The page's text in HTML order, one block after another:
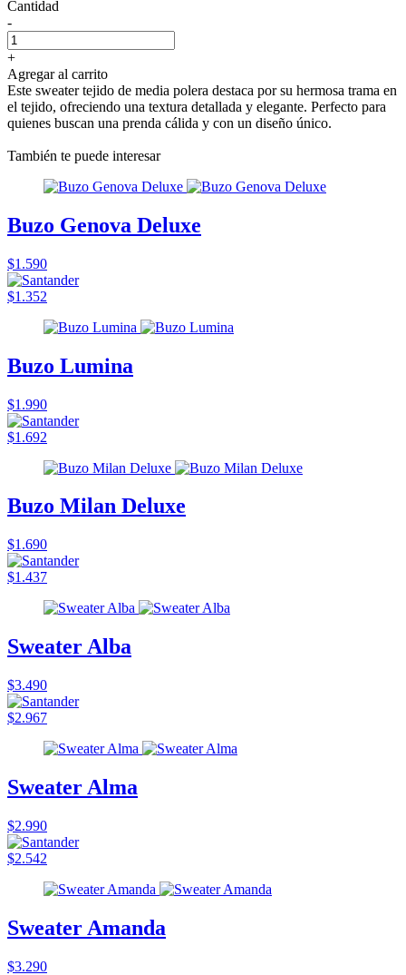
Cantidad
-
+
Agregar al carrito
Este sweater tejido de media polera destaca por su hermosa trama en
el tejido, ofreciendo una textura detallada y elegante. Perfecto para
quienes buscan una prenda cálida y con un diseño único.
También te puede interesar
Buzo Genova Deluxe
$1.590
$1.352
Buzo Lumina
$1.990
$1.692
Buzo Milan Deluxe
$1.690
$1.437
Sweater Alba
$3.490
$2.967
Sweater Alma
$2.990
$2.542
Sweater Amanda
$3.290